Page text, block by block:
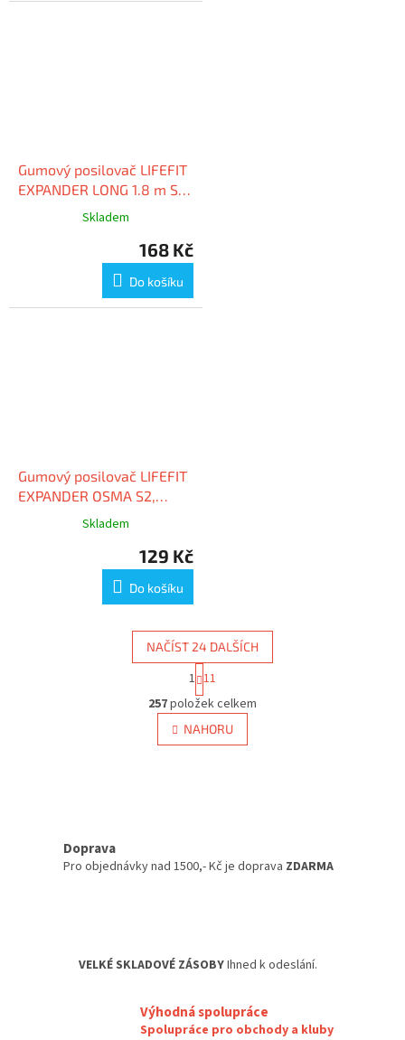
Gumový posilovač LIFEFIT
EXPANDER LONG 1.8 m S2,
světle zelenýSkladem
168 Kč
Do košíku
Gumový posilovač LIFEFIT
EXPANDER OSMA S2,
světle zelenýSkladem
129 Kč
Do košíku
O
v
l
á
v
i
NAČÍST 24 DALŠÍCH
S
t
r
á
n
k
1 11
257položek celkem
NAHORU
Doprava
Pro objednávky nad 1500,- Kč je doprava ZDARMA
VELKÉ SKLADOVÉ ZÁSOBYIhned k odeslání.
Výhodná spolupráce
Spolupráce pro obchody a kluby